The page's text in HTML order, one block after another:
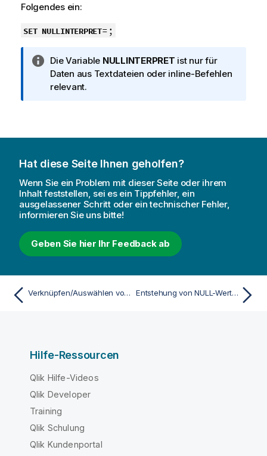
Folgendes ein:
SET NULLINTERPRET=;
I
n
f
a
i
o
n
s
h
i
n
w
s
Die Variable NULLINTERPRET ist nur für
Daten aus Textdateien oder inline-Befehlen
relevant.
Hat diese Seite Ihnen geholfen?
Wenn Sie ein Problem mit dieser Seite oder ihrem
Inhalt feststellen, sei es ein Tippfehler, ein
ausgelassener Schritt oder ein technischer Fehler,
informieren Sie uns bitte!
Geben Sie hier Ihr Feedback ab
Verknüpfen/Auswählen von NULL-Werten aus ODBC Entstehung von NULL-Werten in Formeln
Hilfe-Ressourcen
Qlik Hilfe-Videos
Qlik Developer
Training
Qlik Schulung
Qlik Kundenportal